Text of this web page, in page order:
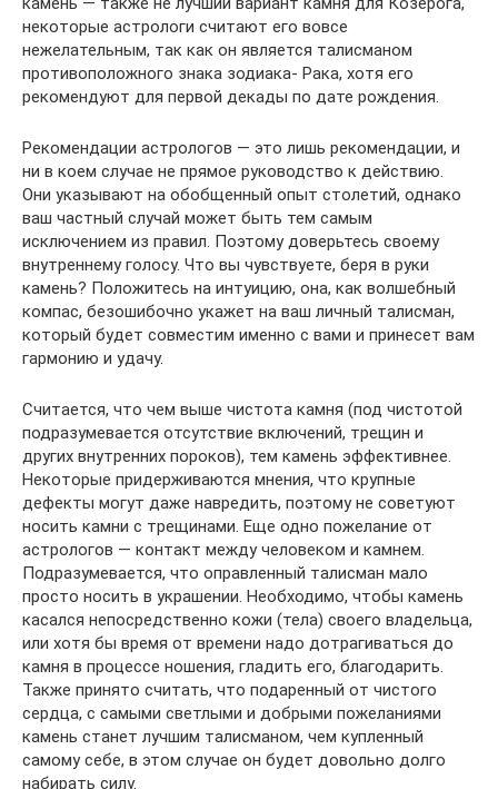
некоторые астрологи считают его вовсе
нежелательным, так как он является талисманом
противоположного знака зодиака- Рака, хотя его
рекомендуют для первой декады по дате рождения.
Рекомендации астрологов — это лишь рекомендации, и
ни в коем случае не прямое руководство к действию.
Они указывают на обобщенный опыт столетий, однако
ваш частный случай может быть тем самым
исключением из правил. Поэтому доверьтесь своему
внутреннему голосу. Что вы чувствуете, беря в руки
камень? Положитесь на интуицию, она, как волшебный
компас, безошибочно укажет на ваш личный талисман,
который будет совместим именно с вами и принесет вам
гармонию и удачу.
Считается, что чем выше чистота камня (под чистотой
подразумевается отсутствие включений, трещин и
других внутренних пороков), тем камень эффективнее.
Некоторые придерживаются мнения, что крупные
дефекты могут даже навредить, поэтому не советуют
носить камни с трещинами. Еще одно пожелание от
астрологов — контакт между человеком и камнем.
Подразумевается, что оправленный талисман мало
просто носить в украшении. Необходимо, чтобы камень
касался непосредственно кожи (тела) своего владельца,
или хотя бы время от времени надо дотрагиваться до
камня в процессе ношения, гладить его, благодарить.
Также принято считать, что подаренный от чистого
сердца, с самыми светлыми и добрыми пожеланиями
камень станет лучшим талисманом, чем купленный
самому себе, в этом случае он будет довольно долго
набирать силу.